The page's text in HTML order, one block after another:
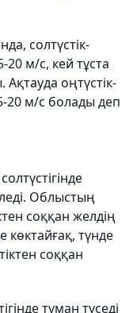
солтүстік-
м/с, кей тұста
оңтүстік-
20 м/с болады деп
Облыстың
соққан желдің
көктайғақ, түнде
соққан
тұман түседі